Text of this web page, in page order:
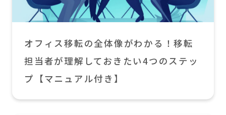
オフィス移転の全体像がわかる！移転
担当者が理解しておきたい4つのステッ
プ【マニュアル付き】